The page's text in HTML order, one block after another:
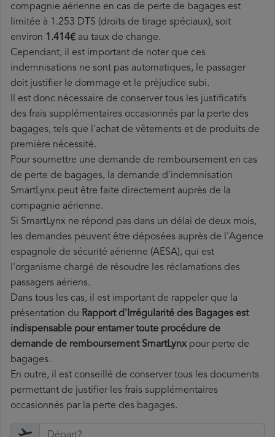
compagnie aérienne en cas de perte de bagages est
limitée à 1.253 DTS (droits de tirage spéciaux), soit
environ 1.414€ au taux de change.
Cependant, il est important de noter que ces
indemnisations ne sont pas automatiques, le passager
doit justifier le dommage et le préjudice subi.
Il est donc nécessaire de conserver tous les justificatifs
des frais supplémentaires occasionnés par la perte des
bagages, tels que l'achat de vêtements et de produits de
première nécessité.
Pour soumettre une demande de remboursement en cas
de perte de bagages, la demande d'indemnisation
SmartLynx peut être faite directement auprès de la
compagnie aérienne.
Si SmartLynx ne répond pas dans un délai de deux mois,
les demandes peuvent être déposées auprès de l'Agence
espagnole de sécurité aérienne (AESA), qui est
l'organisme chargé de résoudre les réclamations des
passagers aériens.
Dans tous les cas, il est important de rappeler que la
présentation du Rapport d'Irrégularité des Bagages est
indispensable pour entamer toute procédure de
demande de remboursement SmartLynxpour perte de
bagages.
En outre, il est conseillé de conserver tous les documents
permettant de justifier les frais supplémentaires
occasionnés par la perte des bagages.